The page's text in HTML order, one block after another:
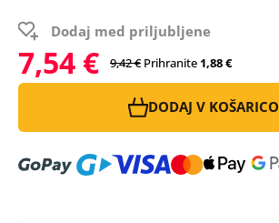
Dodaj med priljubljene
7,54 € 9,42 € Prihranite1,88 €
DODAJ V KOŠARICO